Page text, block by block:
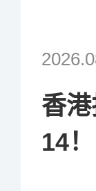
香
14！